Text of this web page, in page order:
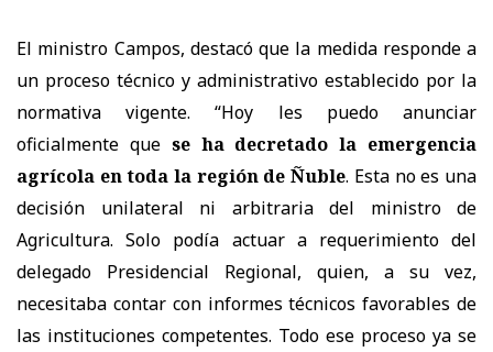
El ministro Campos, destacó que la medida responde a
un proceso técnico y administrativo establecido por la
normativa vigente. “Hoy les puedo anunciar
oficialmente que se ha decretado la emergencia
agrícola en toda la región de Ñuble. Esta no es una
decisión unilateral ni arbitraria del ministro de
Agricultura. Solo podía actuar a requerimiento del
delegado Presidencial Regional, quien, a su vez,
necesitaba contar con informes técnicos favorables de
las instituciones competentes. Todo ese proceso ya se